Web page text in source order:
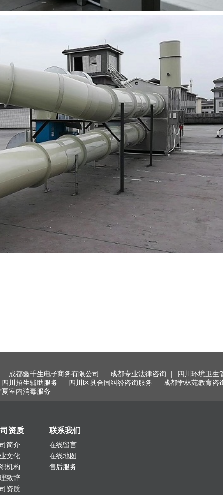
| 成都鑫千生电子商务有限公司 | 成都专业法律咨询 | 四川环境卫生
四川招生辅助服务 | 四川区县合同纠纷咨询服务 | 成都学林苑教育咨
夏室内消毒服务 |
资质
简介
文化
机构
致辞
资质
联系我们
在线留言
在线地图
售后服务